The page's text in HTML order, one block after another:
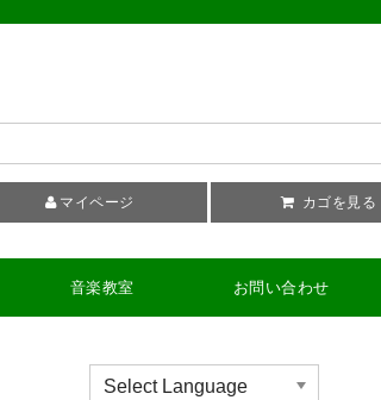
マイページ カゴを見る
音楽教室 お問い合わせ